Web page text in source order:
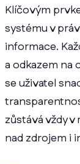
Klíčovým
systému v
informace.
a odkazem na
se uživatel
zůstává vždy
nad zdrojem i